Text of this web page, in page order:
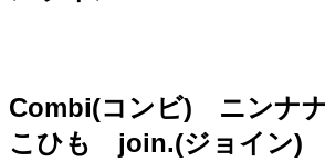
Combi(コンビ) ニンナ
こひも join.(ジョイン)